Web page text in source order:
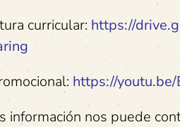
curricular: https://
https://
información nos puede